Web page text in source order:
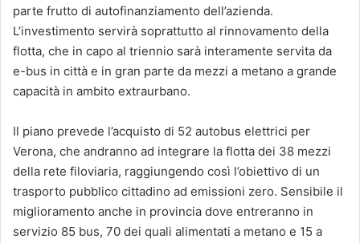
parte frutto di autofinanziamento dell’azienda.
L’investimento servirà soprattutto al rinnovamento della
flotta, che in capo al triennio sarà interamente servita da
e-bus in città e in gran parte da mezzi a metano a grande
capacità in ambito extraurbano.
Il piano prevede l’acquisto di 52 autobus elettrici per
Verona, che andranno ad integrare la flotta dei 38 mezzi
della rete filoviaria, raggiungendo così l’obiettivo di un
trasporto pubblico cittadino ad emissioni zero. Sensibile il
miglioramento anche in provincia dove entreranno in
servizio 85 bus, 70 dei quali alimentati a metano e 15 a